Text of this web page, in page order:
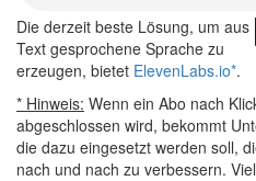
Die derzeit beste Lösung, um aus
Text gesprochene Sprache zu
erzeugen, bietet ElevenLabs.io*.
* Hinweis: Wenn ein Abo nach
abgeschlossen wird, bekommt
die dazu eingesetzt werden soll,
nach und nach zu verbessern.